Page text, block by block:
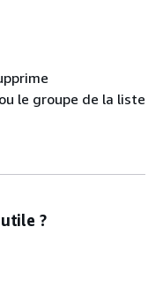
le groupe de la liste
?